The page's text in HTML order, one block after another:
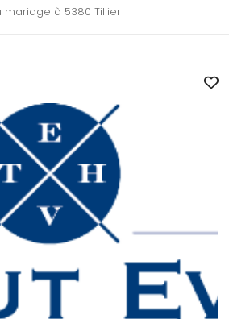
à 5380 Tillier